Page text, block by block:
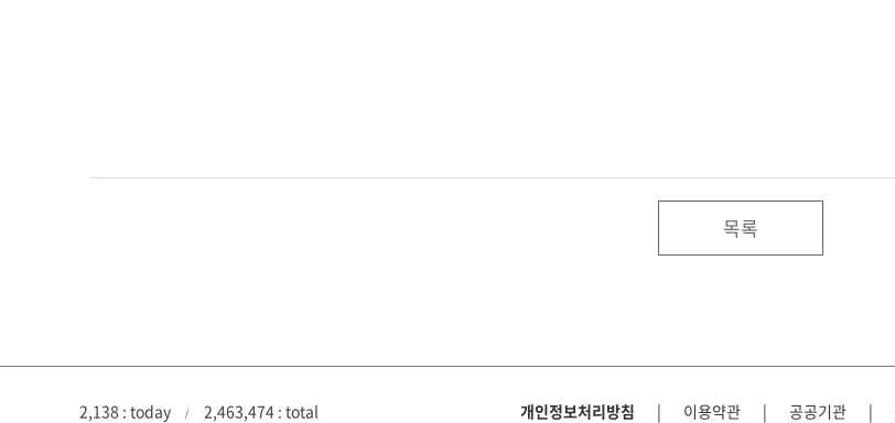
목록
2,138 : today / 2,463,474 : total 개인정보처리방침 | 이용약관 | 공공기관 |